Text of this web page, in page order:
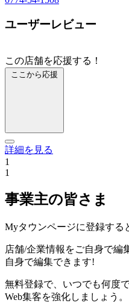
ユーザーレビュー
この店舗を応援する！
ここから応援
詳細を見る
1
1
事業主の皆さま
Myタウンページに登録する
店舗/企業情報をご自身で編
自身で編集できます!
無料登録で、いつでも何度
Web集客を強化しましょう。